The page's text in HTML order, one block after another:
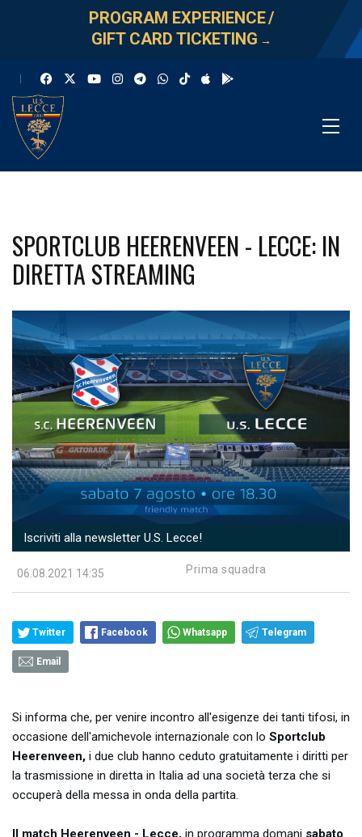
PROGRAM EXPERIENCE/
GIFT CARD TICKETING →
SPORTCLUB HEERENVEEN - LECCE: IN
DIRETTA STREAMING
Iscriviti alla newsletter U.S. Lecce!
06.08.2021 14:35 Prima squadra
Twitter Facebook Whatsapp Telegram
Email
Si informa che, per venire incontro all'esigenze dei tanti tifosi, in
occasione dell'amichevole internazionale con lo Sportclub
Heerenveen, i due club hanno ceduto gratuitamente i diritti per
la trasmissione in diretta in Italia ad una società terza che si
occuperà della messa in onda della partita.